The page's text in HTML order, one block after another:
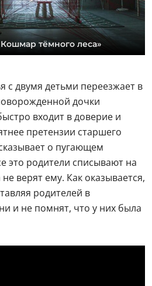
тёмного леса»
с двумя детьми переезжает в
дочки
входит в доверие и
претензии старшего
о пугающем
это родители списывают на
верят ему. Как оказывается,
родителей в
и не помнят, что у них была